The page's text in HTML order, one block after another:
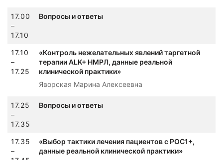
17.00
–
17.10
Вопросы и ответы
17.10
–
17.25
«Контроль нежелательных явлений таргетной
терапии ALK+ НМРЛ, данные реальной
клинической практики»
Яворская Марина Алексеевна
17.25
–
17.35
Вопросы и ответы
17.35
–
«Выбор тактики лечения пациентов с РОС1+,
данные реальной клинической практики»